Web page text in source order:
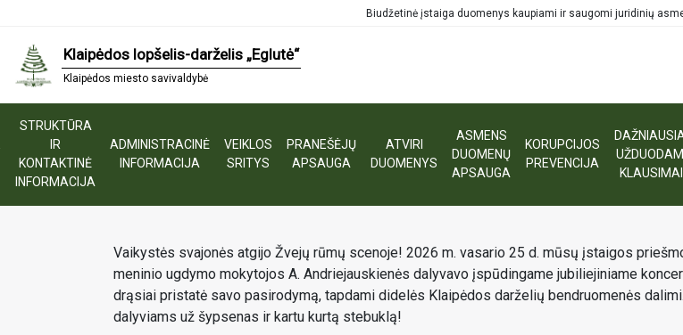
Biudžetinė įstaiga duomenys kaupiami ir saugomi juridinių
Klaipėdos lopšelis-darželis „Eglutė“
Klaipėdos miesto savivaldybė
STRUKTŪRA
IR
KONTAKTINĖ
INFORMACIJA
ADMINISTRACINĖ
INFORMACIJA
VEIKLOS
SRITYS
PRANEŠĖJŲ
APSAUGA
ATVIRI
DUOMENYS
ASMENS
DUOMENŲ
APSAUGA
KORUPCIJOS
PREVENCIJA
KLAUSIMAI
Jubiliejinis koncertas „Keliauju svajonių takais. 10
Vaikystės svajonės atgijo Žvejų rūmų scenoje! 2026 m. vasario 25 d. mūsų įstaigos
meninio ugdymo mokytojos A. Andriejauskienės dalyvavo įspūdingame jubiliejiniame
drąsiai pristatė savo pasirodymą, tapdami didelės Klaipėdos darželių bendruomenės
dalyviams už šypsenas ir kartu kurtą stebuklą!